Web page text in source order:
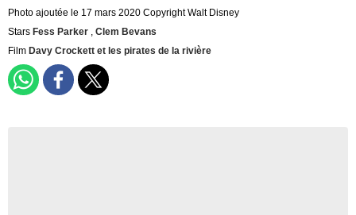
Photo ajoutée le 17 mars 2020 Copyright Walt Disney
Stars Fess Parker , Clem Bevans
Film Davy Crockett et les pirates de la rivière